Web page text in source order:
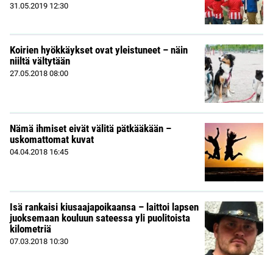
31.05.2019 12:30
Koirien hyökkäykset ovat yleistuneet – näin
niiltä vältytään
27.05.2018 08:00
Nämä ihmiset eivät välitä pätkääkään –
uskomattomat kuvat
04.04.2018 16:45
Isä rankaisi kiusaajapoikaansa – laittoi lapsen
juoksemaan kouluun sateessa yli puolitoista
kilometriä
07.03.2018 10:30